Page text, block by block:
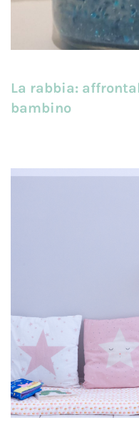
La rabbia:
bambino